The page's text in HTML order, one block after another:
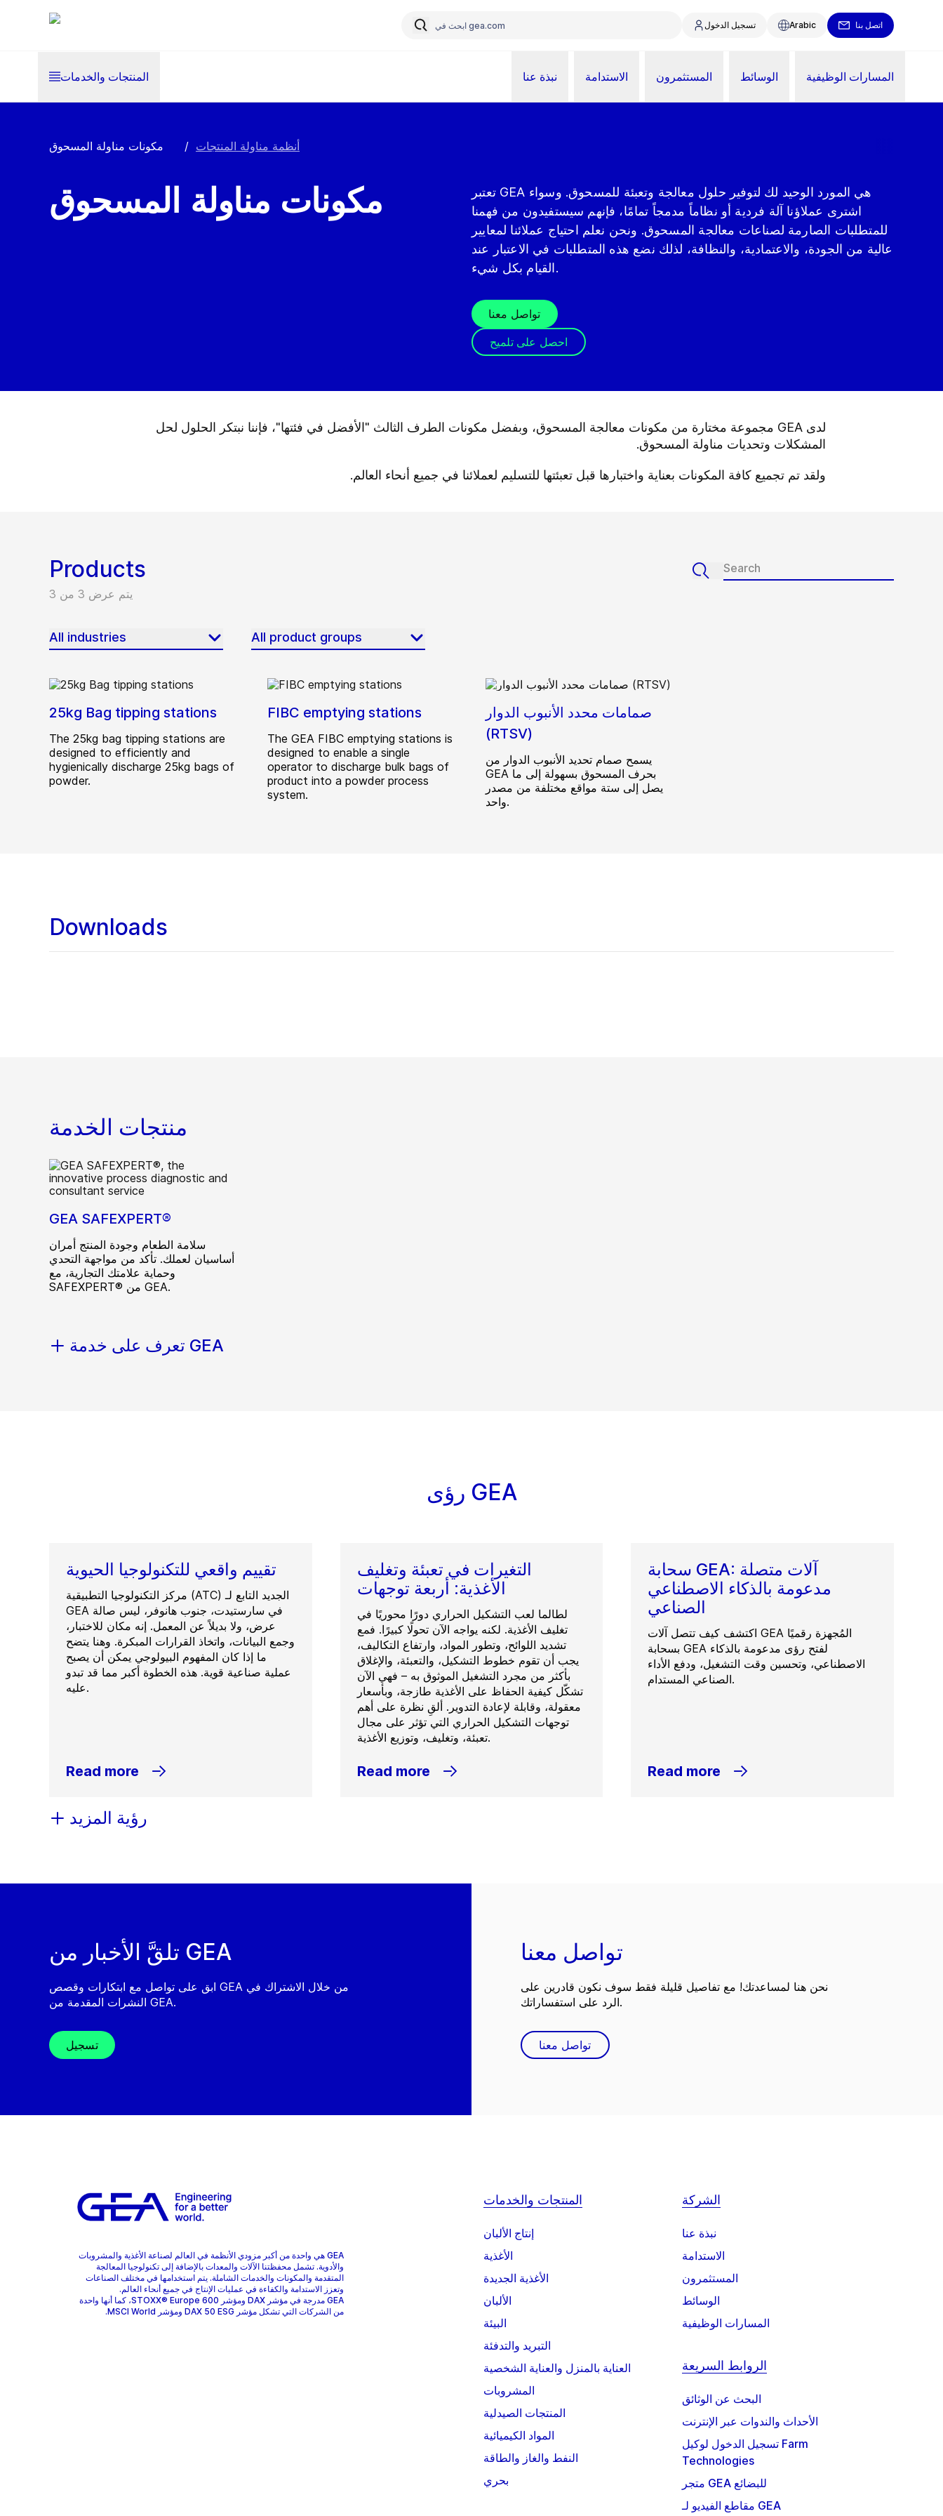
تسجيل الدخول Arabic اتصل بنا
المنتجات والخدمات نبذة عنا الاستدامة المستثمرون الوسائط المسارات الوظيفية
أنظمة مناولة المنتجات / مكونات مناولة المسحوق
مكونات مناولة المسحوق
تعتبر GEA هي المورد الوحيد لك لتوفير حلول معالجة وتعبئة للمسحوق. وسواء
اشترى عملاؤنا آلة فردية أو نظاماً مدمجاً تمامًا، فإنهم سيستفيدون من فهمنا
للمتطلبات الصارمة لصناعات معالجة المسحوق. ونحن نعلم احتياج عملائنا لمعايير
عالية من الجودة، والاعتمادية، والنظافة، لذلك نضع هذه المتطلبات في الاعتبار عند
القيام بكل شيء.
تواصل معنا
احصل على تلميح
لدى GEA مجموعة مختارة من مكونات معالجة المسحوق، وبفضل مكونات الطرف الثالث "الأفضل في فئتها"، فإننا نبتكر الحلول لحل
المشكلات وتحديات مناولة المسحوق.
ولقد تم تجميع كافة المكونات بعناية واختبارها قبل تعبئتها للتسليم لعملائنا في جميع أنحاء العالم.
Products
يتم عرض 3 من 3
All industries All product groups
25kg Bag tipping stations
The 25kg bag tipping stations are
designed to efficiently and
hygienically discharge 25kg bags of
powder.
FIBC emptying stations
The GEA FIBC emptying stations is
designed to enable a single
operator to discharge bulk bags of
product into a powder process
system.
صمامات محدد الأنبوب الدوار
(RTSV)
يسمح صمام تحديد الأنبوب الدوار من
GEA بحرف المسحوق بسهولة إلى ما
يصل إلى ستة مواقع مختلفة من مصدر
واحد.
Downloads
منتجات الخدمة
GEA SAFEXPERT®
سلامة الطعام وجودة المنتج أمران
أساسيان لعملك. تأكد من مواجهة التحدي
وحماية علامتك التجارية، مع
SAFEXPERT® من GEA.
تعرف على خدمة GEA
رؤى GEA
تقييم واقعي للتكنولوجيا الحيوية
مركز التكنولوجيا التطبيقية (ATC) الجديد التابع لـ
GEA في سارستيدت، جنوب هانوفر، ليس صالة
عرض، ولا بديلاً عن المعمل. إنه مكان للاختبار،
وجمع البيانات، واتخاذ القرارات المبكرة. وهنا يتضح
ما إذا كان المفهوم البيولوجي يمكن أن يصبح
عملية صناعية قوية. هذه الخطوة أكبر مما قد تبدو
عليه.
Read more
التغيرات في تعبئة وتغليف
الأغذية: أربعة توجهات
لطالما لعب التشكيل الحراري دورًا محوريًا في
تغليف الأغذية. لكنه يواجه الآن تحولًا كبيرًا. فمع
تشديد اللوائح، وتطور المواد، وارتفاع التكاليف،
يجب أن تقوم خطوط التشكيل، والتعبئة، والإغلاق
بأكثر من مجرد التشغيل الموثوق به – فهي الآن
تشكّل كيفية الحفاظ على الأغذية طازجة، وبأسعار
معقولة، وقابلة لإعادة التدوير. ألقِ نظرة على أهم
توجهات التشكيل الحراري التي تؤثر على مجال
تعبئة، وتغليف، وتوزيع الأغذية.
Read more
سحابة GEA: آلات متصلة
مدعومة بالذكاء الاصطناعي
الصناعي
اكتشف كيف تتصل آلات GEA المُجهزة رقميًا
بسحابة GEA لفتح رؤى مدعومة بالذكاء
الاصطناعي، وتحسين وقت التشغيل، ودفع الأداء
الصناعي المستدام.
Read more
رؤية المزيد
تلقَّ الأخبار من GEA
ابق على تواصل مع ابتكارات وقصص GEA من خلال الاشتراك في
النشرات المقدمة من GEA.
تسجيل
تواصل معنا
نحن هنا لمساعدتك! مع تفاصيل قليلة فقط سوف نكون قادرين على
الرد على استفساراتك.
تواصل معنا
GEA هي واحدة من أكبر مزودي الأنظمة في العالم لصناعة الأغذية والمشروبات
والأدوية. تشمل محفظتنا الآلات والمعدات بالإضافة إلى تكنولوجيا المعالجة
المتقدمة والمكونات والخدمات الشاملة. يتم استخدامها في مختلف الصناعات
وتعزز الاستدامة والكفاءة في عمليات الإنتاج في جميع أنحاء العالم.
GEA مدرجة في مؤشر DAX ومؤشر STOXX® Europe 600، كما أنها واحدة
من الشركات التي تشكل مؤشر DAX 50 ESG ومؤشر MSCI World.
المنتجات والخدمات
إنتاج الألبان
الأغذية
الأغذية الجديدة
الألبان
البيئة
التبريد والتدفئة
العناية بالمنزل والعناية الشخصية
المشروبات
المنتجات الصيدلية
المواد الكيميائية
النفط والغاز والطاقة
بحري
الشركة
نبذة عنا
الاستدامة
المستثمرون
الوسائط
المسارات الوظيفية
الروابط السريعة
البحث عن الوثائق
الأحداث والندوات عبر الإنترنت
تسجيل الدخول لوكيل Farm
Technologies
متجر GEA للبضائع
مقاطع الفيديو لـ GEA